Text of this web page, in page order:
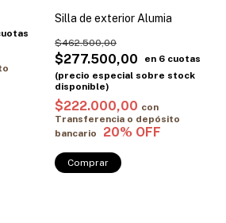
Silla de exterior Alumia
$277.500,00
$462.500,00
$222.000,00 con
Transferencia o depósito
bancario
Comprar